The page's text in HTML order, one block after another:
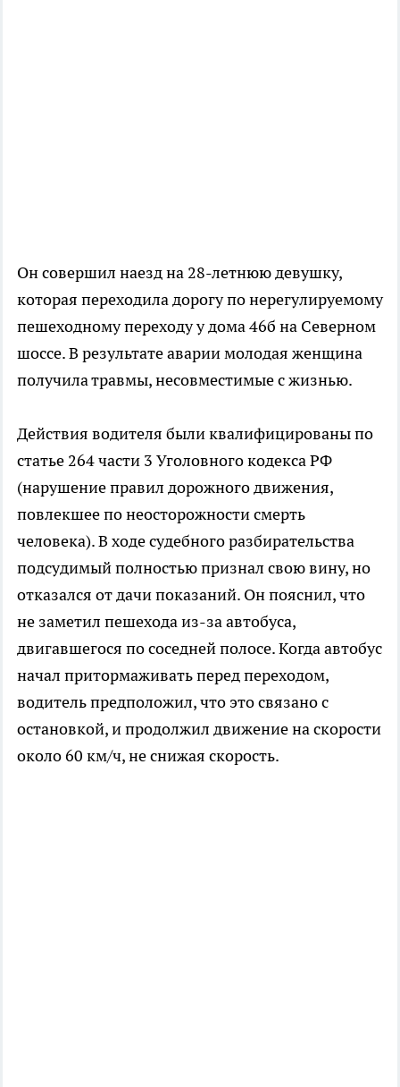
Он совершил наезд на 28-летнюю девушку,
которая переходила дорогу по нерегулируемому
пешеходному переходу у дома 46б на Северном
шоссе. В результате аварии молодая женщина
получила травмы, несовместимые с жизнью.
Действия водителя были квалифицированы по
статье 264 части 3 Уголовного кодекса РФ
(нарушение правил дорожного движения,
повлекшее по неосторожности смерть
человека). В ходе судебного разбирательства
подсудимый полностью признал свою вину, но
отказался от дачи показаний. Он пояснил, что
не заметил пешехода из-за автобуса,
двигавшегося по соседней полосе. Когда автобус
начал притормаживать перед переходом,
водитель предположил, что это связано с
остановкой, и продолжил движение на скорости
около 60 км/ч, не снижая скорость.